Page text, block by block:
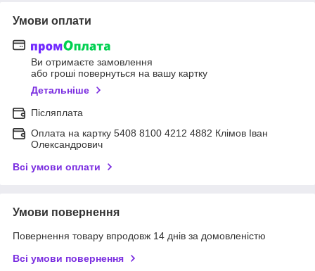
Умови оплати
Ви отримаєте замовлення
або гроші повернуться на вашу картку
Детальніше
Післяплата
Оплата на картку 5408 8100 4212 4882 Клімов Іван
Олександрович
Всі умови оплати
Умови повернення
Повернення товару впродовж 14 днів за домовленістю
Всі умови повернення